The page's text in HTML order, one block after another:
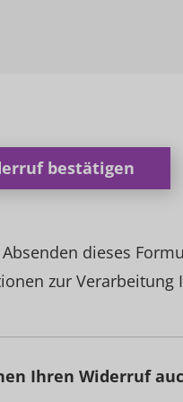
bestätigen
dieses
zur Verarbeitung
Ihren Widerruf